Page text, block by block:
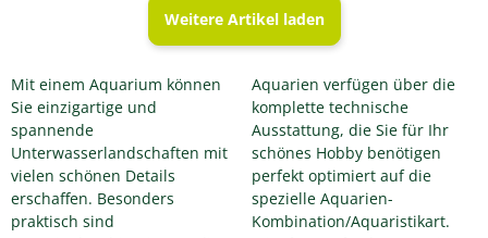
Weitere Artikel laden
Mit einem Aquarium können
Sie einzigartige und
spannende
Unterwasserlandschaften mit
vielen schönen Details
erschaffen. Besonders
praktisch sind
Aquarien verfügen über die
komplette technische
Ausstattung, die Sie für Ihr
schönes Hobby benötigen
perfekt optimiert auf die
spezielle Aquarien-
Kombination/Aquaristikart.